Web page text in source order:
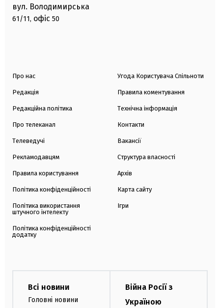
вул. Володимирська
61/11, офіс 50
Про нас
Редакція
Редакційна політика
Про телеканал
Телеведучі
Рекламодавцям
Правила користування
Політика конфіденційності
Політика використання
штучного інтелекту
Політика конфіденційності
додатку
Угода Користувача Спільноти
Правила коментування
Технічна інформація
Контакти
Вакансії
Структура власності
Архів
Карта сайту
Ігри
Всі новини
Головні новини
Війна Росії з
Україною